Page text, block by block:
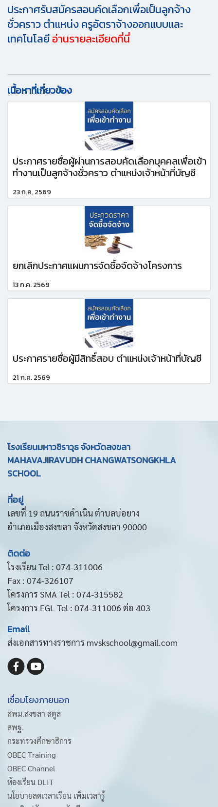
ประกาศรับสมัครสอบคัดเลือกเพื่อเป็นลูกจ้าง
ชั่วคราว ตำแหน่ง ครูอัตราจ้างออกแบบและ
เทคโนโลยีอ่านรายละเอียดที่นี่
เนื้อหาที่เกี่ยวข้อง
ประกาศรายชื่อผู้ผ่านการสอบคัดเลือกบุคคลเพื่อเข้า
ทำงานเป็นลูกจ้างชั่วคราว ตำแหน่งเจ้าหน้าที่บัญชี
23 ก.ค. 2569
ยกเลิกประกาศแผนการจัดซื้อจัดจ้างโครงการ
13 ก.ค. 2569
ประกาศรายชื่อผู้มีสิทธิ์สอบ ตำแหน่งเจ้าหน้าที่บัญชี
21 ก.ค. 2569
โรงเรียนมหาวชิราวุธ จังหวัดสงขลา
MAHAVAJIRAVUDH CHANGWATSONGKHLA
SCHOOL
ที่อยู่
เลขที่ 19 ถนนราชดำเนิน ตำบลบ่อยาง
อำเภอเมืองสงขลา จังหวัดสงขลา 90000
ติดต่อ
โรงเรียน Tel : 074-311006
Fax : 074-326107
โครงการ SMA Tel : 074-315582
โครงการ EGL Tel : 074-311006 ต่อ 403
Email
ส่งเอกสารทางราชการ mvskschool@gmail.com
เชื่อมโยงภายนอก
สพม.สงขลา สตูล
สพฐ.
กระทรวงศึกษาธิการ
OBEC Training
OBEC Channel
ห้องเรียน DLIT
นโยบายลดเวลาเรียน เพิ่มเวลารู้